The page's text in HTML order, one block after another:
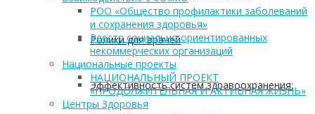
Ролики для врачей
Эффективность систем здравоохранения:
РОО «Общество профилактики заболеваний
и сохранения здоровья»
Реестр социально ориентированных
некоммерческих организаций
Национальные проекты
НАЦИОНАЛЬНЫЙ ПРОЕКТ
«ПРОДОЛЖИТЕЛЬНАЯ И АКТИВНАЯ ЖИЗНЬ»
Центры Здоровья